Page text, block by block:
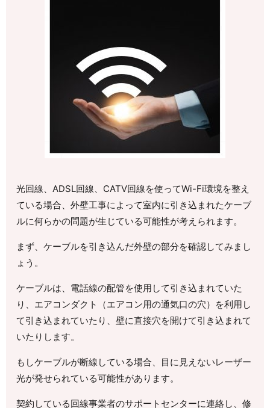
光回線、ADSL回線、CATV回線を使ってWi-Fi環境を整え
ている場合、外壁工事によって室内に引き込まれたケーブ
ルに何らかの問題が生じている可能性が考えられます。
まず、ケーブルを引き込んだ外壁の部分を確認してみまし
ょう。
ケーブルは、電話線の配管を使用して引き込まれていた
り、エアコンダクト（エアコン用の通気口の穴）を利用し
て引き込まれていたり、壁に直接穴を開けて引き込まれて
いたりします。
もしケーブルが断線している場合、目に見えないレーザー
光が発せられている可能性があります。
契約している回線事業者のサポートセンターに連絡し、修